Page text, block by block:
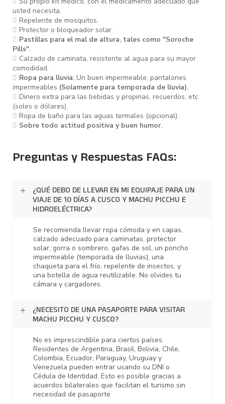
usted necesita.
Repelente de mosquitos.
Protector o bloqueador solar.
Pastillas para el mal de altura, tales como "Soroche
Pills".
Calzado de caminata, resistente al agua para su mayor
comodidad.
Ropa para lluvia: Un buen impermeable, pantalones
impermeables (Solamente para temporada de lluvia).
Dinero extra para las bebidas y propinas, recuerdos, etc
(soles o dólares).
Ropa de baño para las aguas termales (opcional).
Sobre todo actitud positiva y buen humor.
Preguntas y Respuestas FAQs:
¿QUÉ DEBO DE LLEVAR EN MI EQUIPAJE PARA UN
VIAJE DE 10 DÍAS A CUSCO Y MACHU PICCHU E
HIDROELÉCTRICA?
Se recomienda llevar ropa cómoda y en capas,
calzado adecuado para caminatas, protector
solar, gorra o sombrero, gafas de sol, un poncho
impermeable (temporada de lluvias), una
chaqueta para el frío, repelente de insectos, y
una botella de agua reutilizable. No olvides tu
cámara y cargadores.
¿NECESITO DE UNA PASAPORTE PARA VISITAR
MACHU PICCHU Y CUSCO?
No es imprescindible para ciertos países.
Residentes de Argentina, Brasil, Bolivia, Chile,
Colombia, Ecuador, Paraguay, Uruguay y
Venezuela pueden entrar usando su DNI o
Cédula de Identidad. Esto es posible gracias a
acuerdos bilaterales que facilitan el turismo sin
necesidad de pasaporte